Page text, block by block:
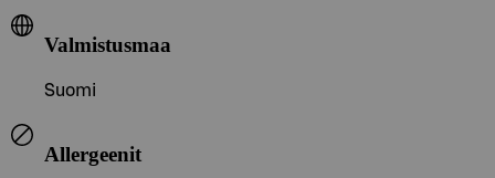
Valmistusmaa
Suomi
Allergeenit